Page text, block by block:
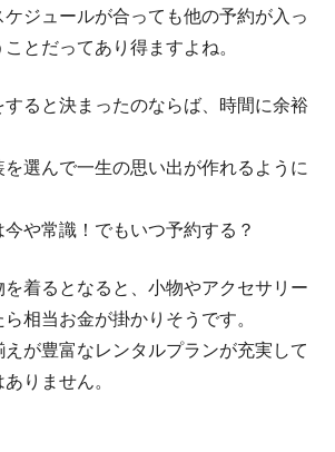
ジュールが合っても他の予約が入っ
とだってあり得ますよね。
ると決まったのならば、時間に余裕
選んで一生の思い出が作れるように
や常識！でもいつ予約する？
着るとなると、小物やアクセサリー
相当お金が掛かりそうです。
が豊富なレンタルプランが充実して
りません。